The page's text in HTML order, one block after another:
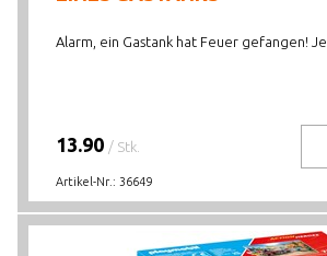
Alarm, ein Gastank hat Feuer gefangen!
13.90 / Stk.
Artikel-Nr.: 36649